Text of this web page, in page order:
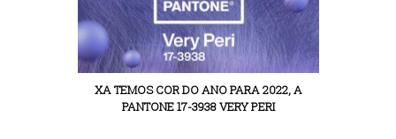
XA TEMOS COR DO ANO PARA 2022, A
PANTONE 17-3938 VERY PERI